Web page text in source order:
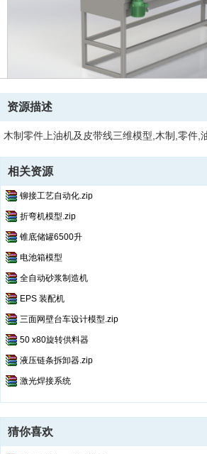
YAĞLAMA MAKİNESİ.SLDASM
ZİNCİR BANT.SLDASM
ZİNCİR YATAĞI.SLDPRT
ÜST SAC.SLDPRT
İÇ BAKLA.SLDPRT
RENDER 2.JPG--点击预览
YAĞLAMA MAKİNESİ.STEP
资源描述
木制零件上油机及皮带线三维模型,木制,零件,
相关资源
铆接工艺自动化.zip
折弯机模型.zip
锥底储罐6500升
电池箱模型
全自动砂浆制造机
EPS 装配机
三面网壁台车设计模型.zip
50 x80旋转供料器
液压链条拆卸器.zip
激光焊接系统
猜你喜欢